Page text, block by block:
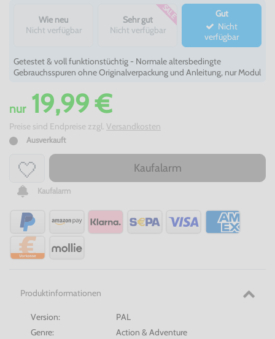
Wie neu
Nicht verfügbar
Sehr gut
Nicht verfügbar
SALE
Gut
verfügbar
Getestet & voll funktionstüchtig - Normale altersbedingte
Gebrauchsspuren ohne Originalverpackung und Anleitung, nur Modul
nur19,99 €
Preise sind Endpreise zzgl. Versandkosten
Ausverkauft
Kaufalarm
Kaufalarm
Produktinformationen
Version:
PAL
Genre:
Action & Adventure